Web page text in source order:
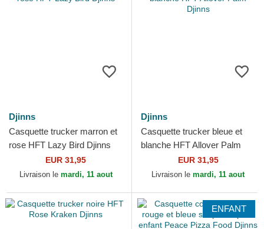
Djinns
Casquette trucker marron et
rose HFT Lazy Bird Djinns
EUR 31,95
Livraison le mardi, 11 aout
Djinns
Casquette trucker bleue et
blanche HFT Allover Palm
EUR 31,95
Livraison le mardi, 11 aout
ENFANT